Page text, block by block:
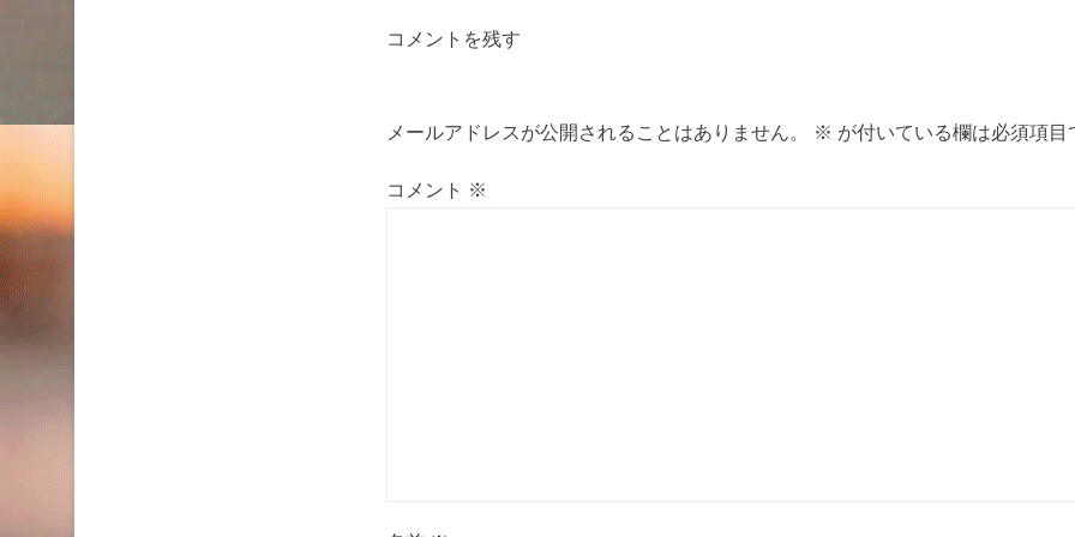
コメントを残す
メールアドレスが公開されることはありません。 ※ が付いている欄は必須項目
コメント ※